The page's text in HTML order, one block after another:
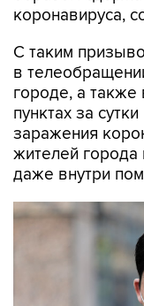
коронавируса,
С таким
в
городе, а
пунктах за
заражения
жителей города
даже внутри